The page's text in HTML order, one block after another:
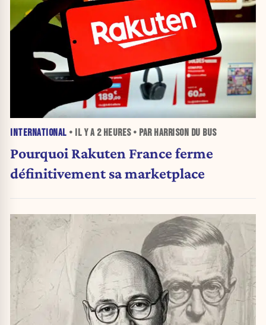
INTERNATIONAL • IL Y A 2 HEURES• PAR HARRISON DU BUS
Pourquoi Rakuten France ferme
définitivement sa marketplace